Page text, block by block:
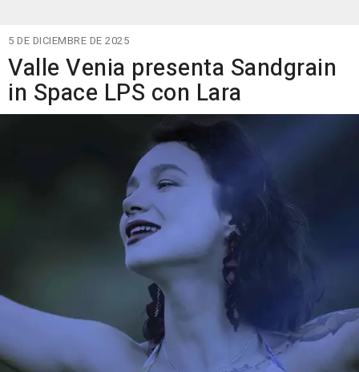
5 DE DICIEMBRE DE 2025
Valle Venia presenta Sandgrain
in Space LPS con Lara